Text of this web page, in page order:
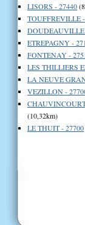
LISORS - 27440
TOUFFREVILLE
ETREPAGNY -
FONTENAY -
LES THILLIERS
LA NEUVE
VEZILLON -
(10,32km)
LE THUIT - 27700